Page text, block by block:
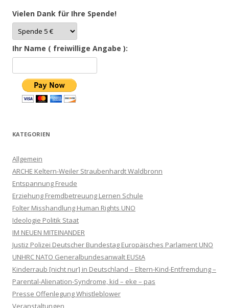
Vielen Dank für Ihre Spende!
Ihr Name ( freiwillige Angabe ):
KATEGORIEN
Allgemein
ARCHE Keltern-Weiler Straubenhardt Waldbronn
Entspannung Freude
Erziehung Fremdbetreuung Lernen Schule
Folter Misshandlung Human Rights UNO
Ideologie Politik Staat
IM NEUEN MITEINANDER
Justiz Polizei Deutscher Bundestag Europäisches Parlament UNO
UNHRC NATO Generalbundesanwalt EUStA
Kinderraub [nicht nur] in Deutschland – Eltern-Kind-Entfremdung –
Parental-Alienation-Syndrome, kid – eke – pas
Presse Offenlegung Whistleblower
Veranstaltungen